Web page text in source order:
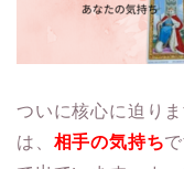
ついに核心に迫り
は、 相手の気持ち